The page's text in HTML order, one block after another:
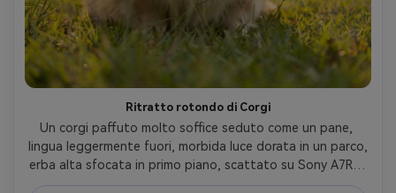
Ritratto rotondo di Corgi
Un corgi paffuto molto soffice seduto come un pane,
lingua leggermente fuori, morbida luce dorata in un parco,
erba alta sfocata in primo piano, scattato su Sony A7R V
con 85mm f/1.8, angolo basso, profondità di campo